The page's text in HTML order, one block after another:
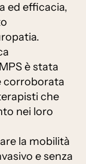
ed efficacia,
è stata
corroborata
che
nei loro
la mobilità
e senza